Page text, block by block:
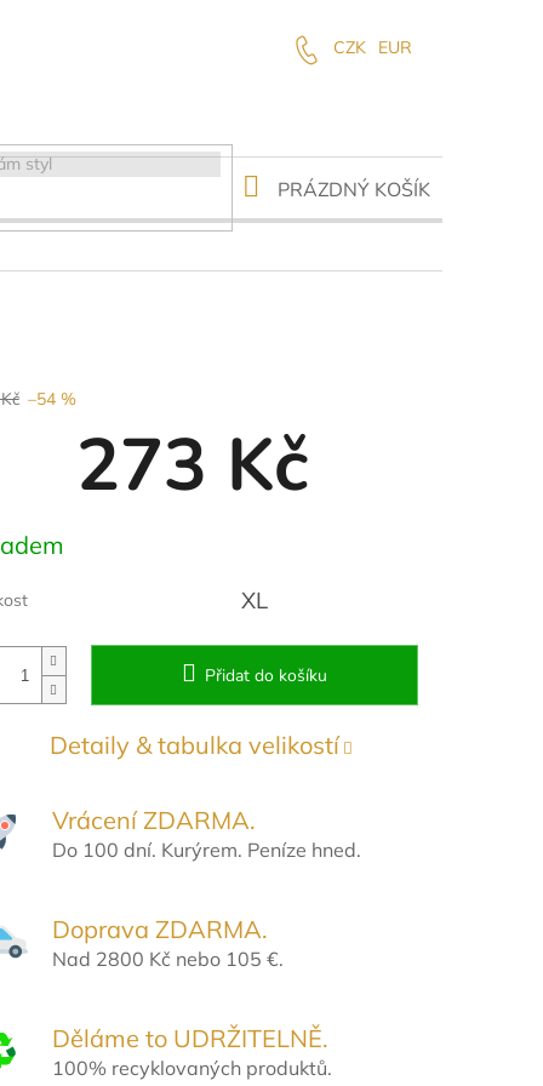
CZK EUR
NÁKUPNÍ
KOŠÍK
PRÁZDNÝ KOŠÍK
–54 %
273 Kč
XL
Přidat do košíku
Detaily & tabulka velikostí
Vrácení ZDARMA.
Do 100 dní. Kurýrem. Peníze hned.
Doprava ZDARMA.
Nad 2800 Kč nebo 105 €.
Děláme to UDRŽITELNĚ.
100% recyklovaných produktů.